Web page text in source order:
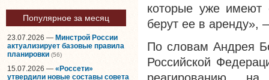
Популярное за месяц
23.07.2026 — Минстрой России
актуализирует базовые правила
планировки (56)
15.07.2026 — «Россети»
утвердили новые составы совета
которые уже имеют
берут ее в аренду»,
По словам Андрея
Российской